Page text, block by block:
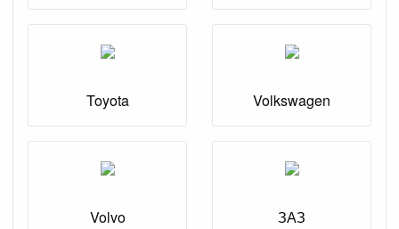
Toyota Volkswagen
Volvo ЗАЗ